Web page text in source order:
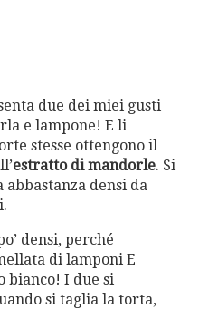
due dei miei gusti
e lampone! E li
stesse ottengono il
estratto di mandorle. Si
densi da
densi, perché
di lamponi E
bianco! I due si
si taglia la torta,